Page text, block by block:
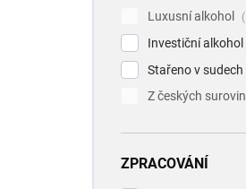
Luxusní alkohol
Investiční alkohol
Stařeno v sudech
Z českých surovin
ZPRACOVÁNÍ